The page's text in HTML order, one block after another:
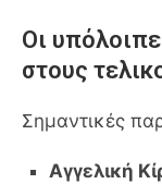
Οι
στους
Σημαντικές
Αγγελική